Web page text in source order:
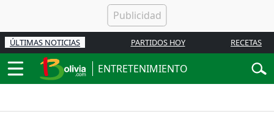
ÚLTIMAS NOTICIAS PARTIDOS HOY RECETAS
ENTRETENIMIENTO